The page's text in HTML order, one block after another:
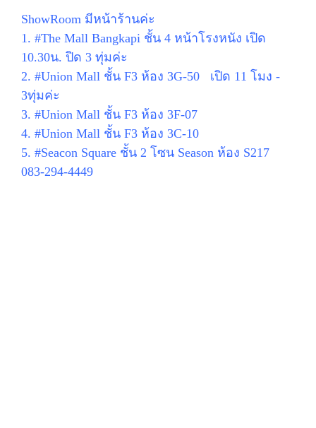
ShowRoom มีหน้าร้านค่ะ
1. #The Mall Bangkapi ชั้น 4 หน้าโรงหนัง เปิด
10.30น. ปิด 3 ทุ่มค่ะ
2. #Union Mall ชั้น F3 ห้อง 3G-50 เปิด 11 โมง -
3ทุ่มค่ะ
3. #Union Mall ชั้น F3 ห้อง 3F-07
4. #Union Mall ชั้น F3 ห้อง 3C-10
5. #Seacon Square ชั้น 2 โซน Season ห้อง S217
083-294-4449